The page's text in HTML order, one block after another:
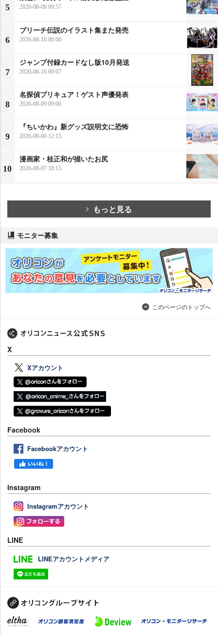
5 2026-08-09 09:57
6
ブリーチ伝説のイラスト集また発売
2026-08-10 00:00
7
ジャンプ付録カードなし版10月発送
2026-08-10 00:07
8
名探偵プリキュア！ゲスト声優発表
2026-08-09 09:00
9
『ちいかわ』新グッズ説明文に恐怖
2026-08-06 12:15
10
漫画家・桂正和が描いたお尻
2026-08-07 18:15
もっと見る
モニター募集
このページのトップへ
X
Xアカウント
Facebook
Facebookアカウント
Instagram
Instagramアカウント
LINE
LINEアカウントメディア